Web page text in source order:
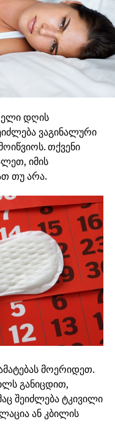
დღის
ვაგინალური
თქვენი
იმის
თუ არა.
მოერიდეთ.
განიცდით,
შეიძლება ტკივილი
ან კბილის